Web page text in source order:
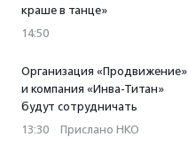
краше в танце»
14:50
Организация «Продвижение»
и компания «Инва-Титан»
будут сотрудничать
13:30 · Прислано НКО